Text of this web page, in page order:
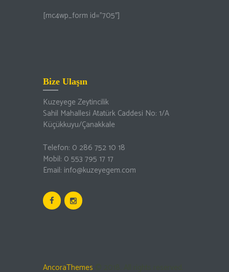
[mc4wp_form id=”705″]
Bize Ulaşın
Kuzeyege Zeytincilik
Sahil Mahallesi Atatürk Caddesi No: 1/A
Küçükkuyu/Çanakkale
Telefon: 0 286 752 10 18
Mobil: 0 553 795 17 17
Email: info@kuzeyegem.com
AncoraThemes